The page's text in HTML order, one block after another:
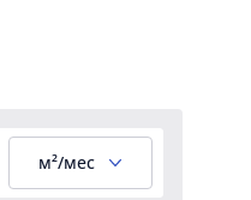
м²/мес